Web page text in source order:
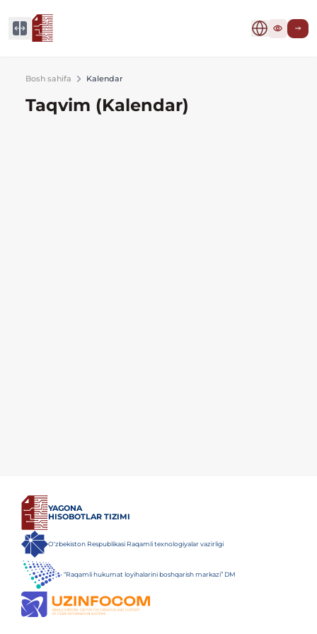
Bosh sahifa Kalendar
Taqvim (Kalendar)
YAGONA
HISOBOTLAR TIZIMI
O‘zbekiston Respublikasi Raqamli texnologiyalar vazirligi
“Raqamli hukumat loyihalarini boshqarish markazi” DM